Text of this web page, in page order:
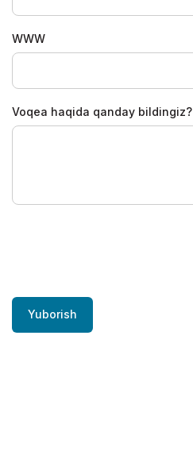
WWW
Voqea haqida qanday bildingiz?
Yuborish